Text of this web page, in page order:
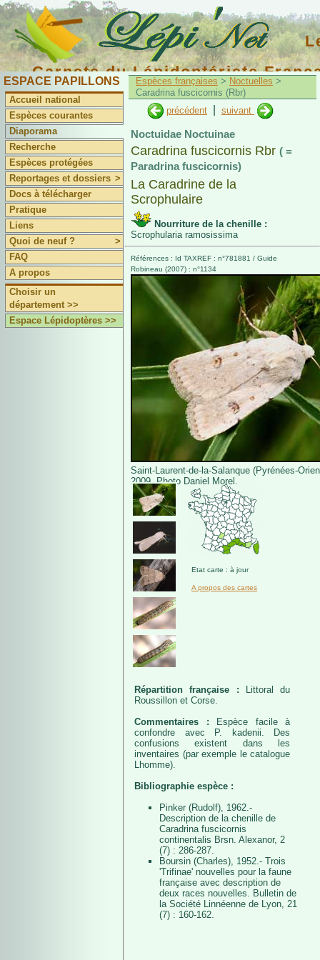
Carnets du Lépidoptériste
ESPACE PAPILLONS
Accueil national
Espèces courantes
Diaporama
Recherche
Espèces protégées
Reportages et dossiers >
Docs à télécharger
Pratique
Liens
Quoi de neuf ?
>
FAQ
A propos
Choisir un
département >>
Espace Lépidoptères >>
Espèces françaises > Noctuelles >
Caradrina fuscicornis (Rbr)
précédent
suivant
Noctuidae Noctuinae
Caradrina fuscicornis Rbr ( =
Paradrina fuscicornis)
La Caradrine de la
Scrophulaire
Nourriture de la chenille :
Scrophularia ramosissima
Références : Id TAXREF : n°781881 / Guide
Robineau (2007) : n°1134
Saint-Laurent-de-la-Salanque (Pyrénées-
2009. Photo Daniel Morel.
Etat carte : à jour
A propos des cartes
Répartition française :
Littoral du
Roussillon et Corse.
Commentaires :
Espèce facile à
confondre avec P. kadenii. Des
confusions existent dans les
inventaires (par exemple le catalogue
Lhomme).
Bibliographie espèce :
Pinker (Rudolf), 1962.-
Description de la chenille de
Caradrina fuscicornis
continentalis Brsn. Alexanor, 2
(7) : 286-287.
Boursin (Charles), 1952.- Trois
'Trifinae' nouvelles pour la faune
française avec description de
deux races nouvelles. Bulletin de
la Société Linnéenne de Lyon, 21
(7) : 160-162.